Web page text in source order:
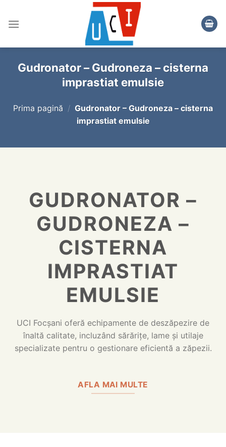
content
Gudronator – Gudroneza – cisterna
imprastiat emulsie
Prima pagină / Gudronator – Gudroneza – cisterna
imprastiat emulsie
GUDRONATOR –
GUDRONEZA –
CISTERNA
IMPRASTIAT
EMULSIE
UCI Focșani oferă echipamente de deszăpezire de
înaltă calitate, incluzând sărărițe, lame și utilaje
specializate pentru o gestionare eficientă a zăpezii.
AFLA MAI MULTE